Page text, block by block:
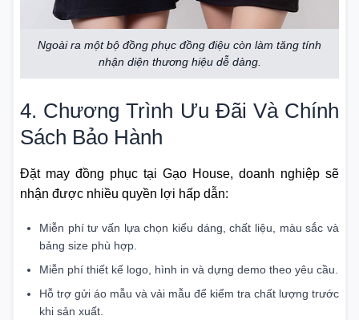
Ngoài ra một bộ đồng phục đồng điệu còn làm tăng tính
nhận diện thương hiệu dễ dàng.
4. Chương Trình Ưu Đãi Và Chính
Sách Bảo Hành
Đặt may đồng phục tại Gạo House, doanh nghiệp sẽ
nhận được nhiều quyền lợi hấp dẫn:
Miễn phí tư vấn lựa chọn kiểu dáng, chất liệu, màu sắc và
bảng size phù hợp.
Miễn phí thiết kế logo, hình in và dựng demo theo yêu cầu.
Hỗ trợ gửi áo mẫu và vải mẫu để kiểm tra chất lượng trước
khi sản xuất.